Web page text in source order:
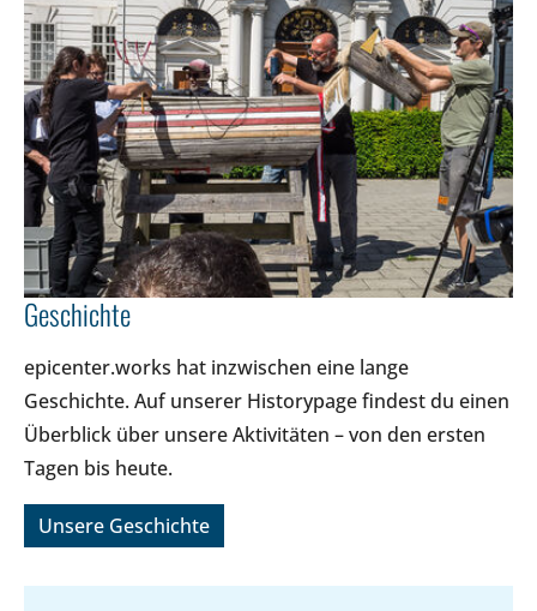
Geschichte
epicenter.works hat inzwischen eine lange
Geschichte. Auf unserer Historypage findest du einen
Überblick über unsere Aktivitäten – von den ersten
Tagen bis heute.
Unsere Geschichte